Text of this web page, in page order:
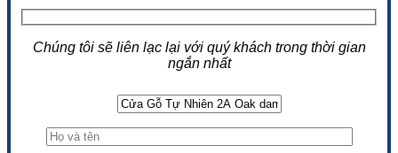
Chúng tôi sẽ liên lạc lại với quý khách trong thời gian
ngắn nhất